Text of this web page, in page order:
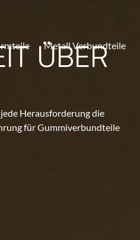
Metall Verbundteile
ÜBER
Herausforderung die
für Gummiverbundteile